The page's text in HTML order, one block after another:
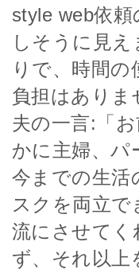
style web依頼
しそうに見
りで、時間
負担はあり
夫の一言:「
かに主婦、パ
今までの生
スクを両立
流にさせてく
ず、それ以上